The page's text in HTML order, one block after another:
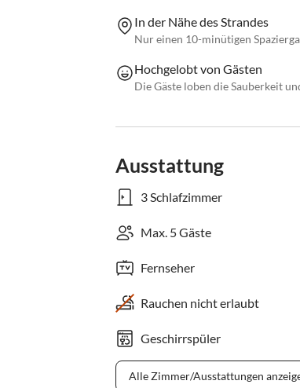
In der Nähe des Strandes
Nur einen 10-minütigen
Hochgelobt von Gästen
Die Gäste loben die Sauberkeit
Ausstattung
3 Schlafzimmer
Max. 5 Gäste
Fernseher
Rauchen nicht erlaubt
Geschirrspüler
Alle Zimmer/Ausstattungen